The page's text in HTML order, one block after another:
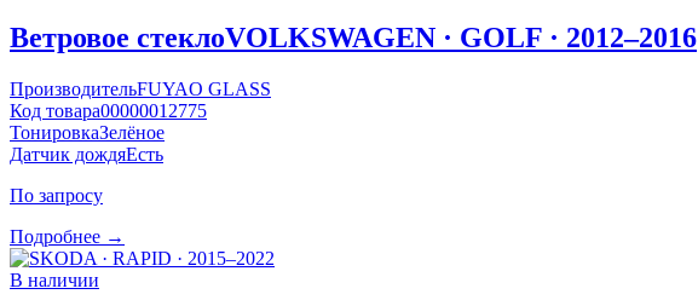
Ветровое стеклоVOLKSWAGEN · GOLF · 2012–2016
ПроизводительFUYAO GLASS
Код товара00000012775
ТонировкаЗелёное
Датчик дождяЕсть
По запросу
Подробнее →
В наличии